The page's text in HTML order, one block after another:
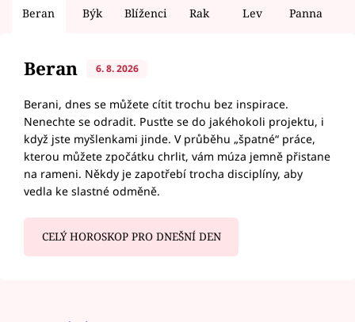
Beran Býk Blíženci Rak Lev Panna
Beran 6. 8. 2026
Berani, dnes se můžete cítit trochu bez inspirace.
Nenechte se odradit. Pusťte se do jakéhokoli projektu, i
když jste myšlenkami jinde. V průběhu „špatné“ práce,
kterou můžete zpočátku chrlit, vám múza jemně přistane
na rameni. Někdy je zapotřebí trocha disciplíny, aby
vedla ke slastné odměně.
CELÝ HOROSKOP PRO DNEŠNÍ DEN